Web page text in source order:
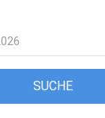
SUCHE